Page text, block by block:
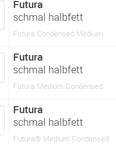
Futura
schmal halbfett
Futura Condensed Medium
Futura
schmal halbfett
Futura Medium Condensed
Futura
schmal halbfett
Futura® Medium Condensed